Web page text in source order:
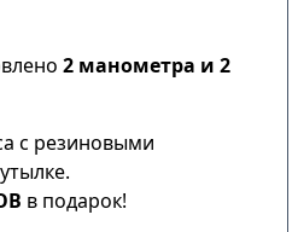
2 манометра и 2
с резиновыми
в подарок!